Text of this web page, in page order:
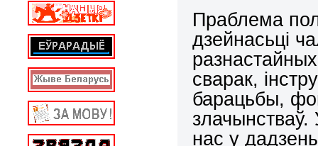
Праблема
дзейнасьці
сварак,
барацьбы,
злачынстваў.
нас у